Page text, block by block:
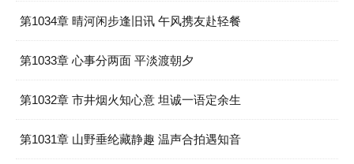
第1034章 晴河闲步逢旧讯 午风携友赴轻餐
第1033章 心事分两面 平淡渡朝夕
第1032章 市井烟火知心意 坦诚一语定余生
第1031章 山野垂纶藏静趣 温声合拍遇知音